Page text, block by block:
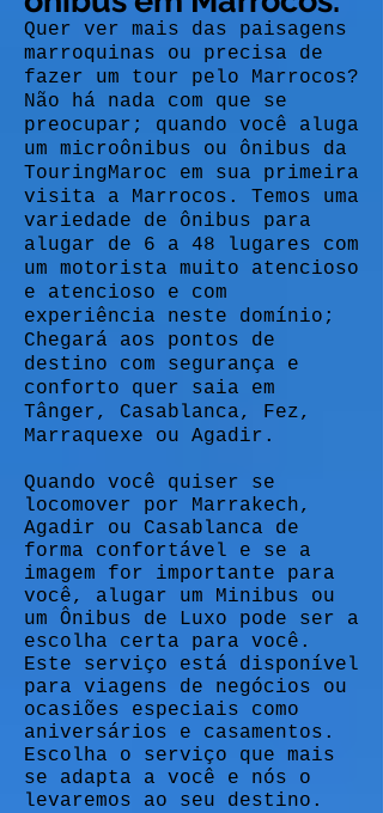
Quer ver mais das paisagens
marroquinas ou precisa de
fazer um tour pelo Marrocos?
Não há nada com que se
preocupar; quando você aluga
um microônibus ou ônibus da
TouringMaroc em sua primeira
visita a Marrocos. Temos uma
variedade de ônibus para
alugar de 6 a 48 lugares com
um motorista muito atencioso
e atencioso e com
experiência neste domínio;
Chegará aos pontos de
destino com segurança e
conforto quer saia em
Tânger, Casablanca, Fez,
Marraquexe ou Agadir.
Quando você quiser se
locomover por Marrakech,
Agadir ou Casablanca de
forma confortável e se a
imagem for importante para
você, alugar um Minibus ou
um Ônibus de Luxo pode ser a
escolha certa para você.
Este serviço está disponível
para viagens de negócios ou
ocasiões especiais como
aniversários e casamentos.
Escolha o serviço que mais
se adapta a você e nós o
levaremos ao seu destino.